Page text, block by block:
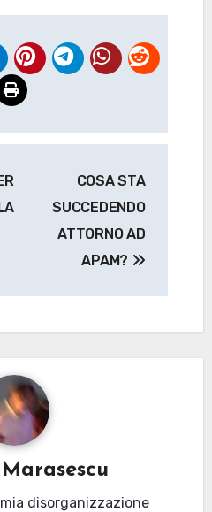
COSA STA
SUCCEDENDO
ATTORNO AD
APAM?
disorganizzazione